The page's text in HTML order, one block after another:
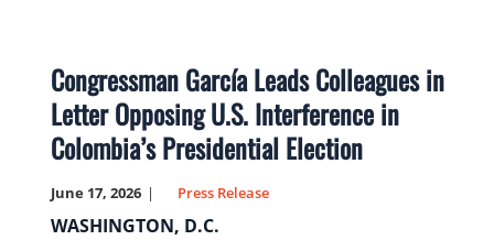
Congressman García Leads Colleagues in
Letter Opposing U.S. Interference in
Colombia’s Presidential Election
June 17, 2026 Press Release
WASHINGTON, D.C.